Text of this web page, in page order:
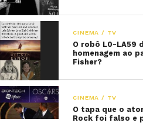
CINEMA / TV
O robô L0-LA59
homenagem ao
Fisher?
CINEMA / TV
O tapa que o
Rock foi falso e